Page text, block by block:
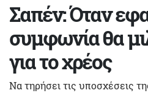
Σαπέν: Όταν
συμφωνία θα
για το χρέος
Nα τηρήσει τις υποσχέσεις